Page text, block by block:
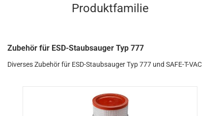
Produktfamilie
Zubehör für ESD-Staubsauger Typ 777
Diverses Zubehör für ESD-Staubsauger Typ 777 und SAFE-T-VAC